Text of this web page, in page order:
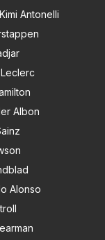
Antonelli
Albon
Alonso